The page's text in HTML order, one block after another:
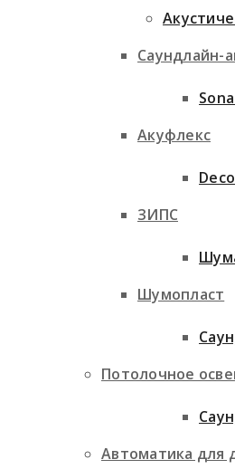
Саундлайн-
Акуфлекс
ЗИПС
Шумопласт
Потолочное
Автоматика для